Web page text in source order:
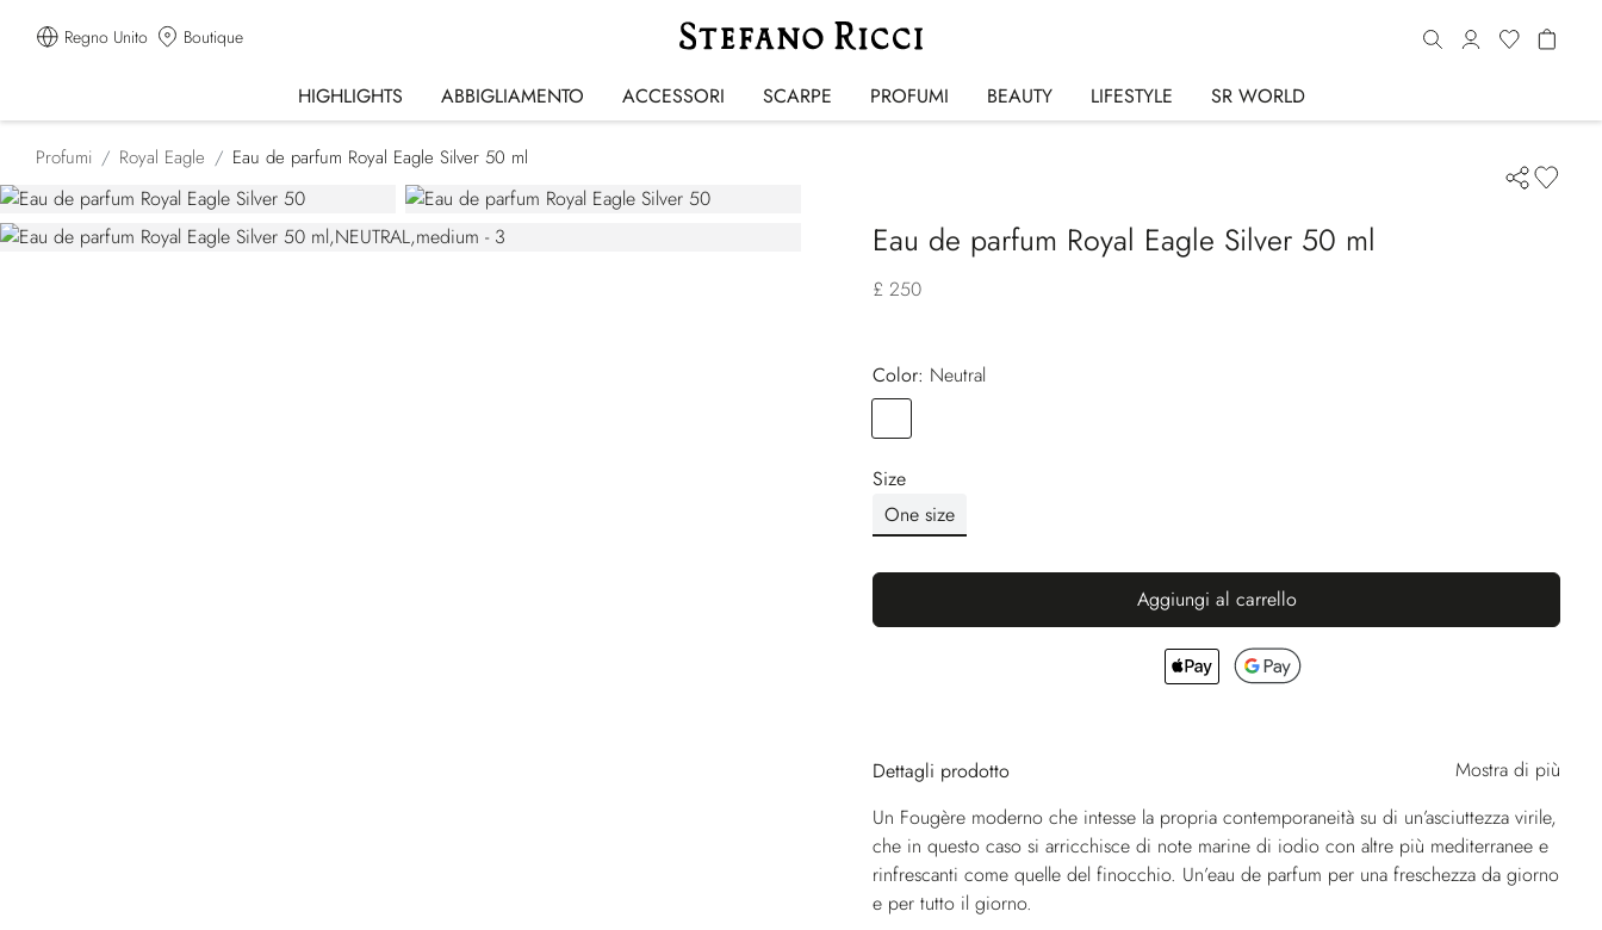
Regno Unito Boutique
HIGHLIGHTS ABBIGLIAMENTO ACCESSORI SCARPE PROFUMI BEAUTY LIFESTYLE SR WORLD
Profumi Royal Eagle Eau de parfum Royal Eagle Silver 50 ml
Eau de parfum Royal Eagle Silver 50 ml
£ 250
Color:
neutral
Size
One size
Aggiungi al carrello
Dettagli prodotto
Mostra di più
Un Fougère moderno che intesse la propria contemporaneità su di un’asciuttezza virile,
che in questo caso si arricchisce di note marine di iodio con altre più mediterranee e
rinfrescanti come quelle del finocchio. Un’eau de parfum per una freschezza da giorno
e per tutto il giorno.